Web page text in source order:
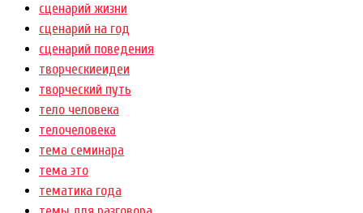
сценарий жизни
сценарий на год
сценарий поведения
творческиеидеи
творческий путь
тело человека
телочеловека
тема семинара
тема это
тематика года